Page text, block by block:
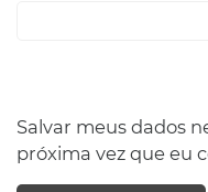
Salvar meus dados
próxima vez que eu